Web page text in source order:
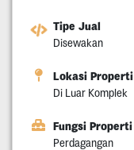
Tipe Jual
Disewakan
Lokasi Properti
Di Luar Komplek
Fungsi Properti
Perdagangan